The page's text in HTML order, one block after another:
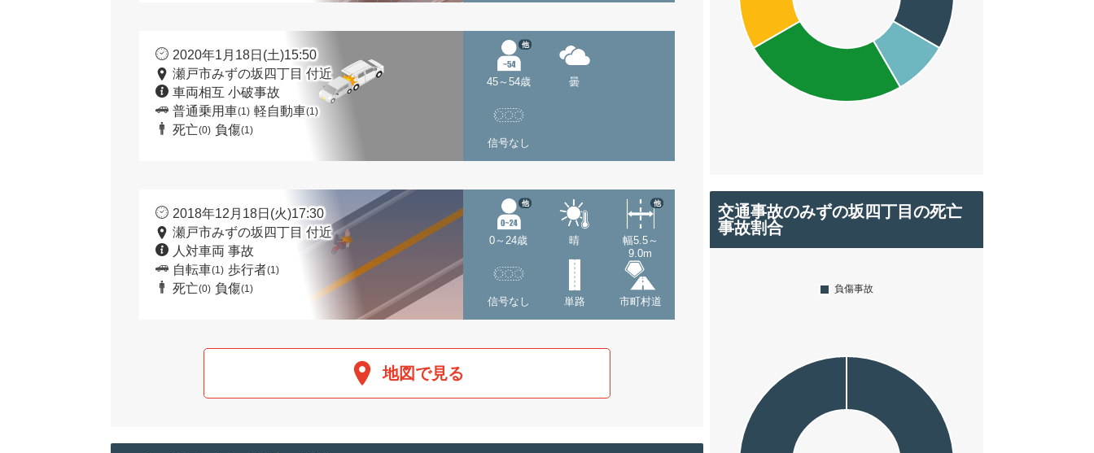
2020年1月18日(土)15:50
瀬戸市みずの坂四丁目 付近
車両相互 小破事故
普通乗用車(1) 軽自動車(1)
死亡(0) 負傷(1)
45～54歳
他
曇
信号なし
2018年12月18日(火)17:30
瀬戸市みずの坂四丁目 付近
人対車両 事故
自転車(1) 歩行者(1)
死亡(0) 負傷(1)
0～24歳
他
晴
幅5.5～
9.0m
他
信号なし 単路 市町村道
地図で見る
交通事故のみずの坂四丁目の死亡
事故割合